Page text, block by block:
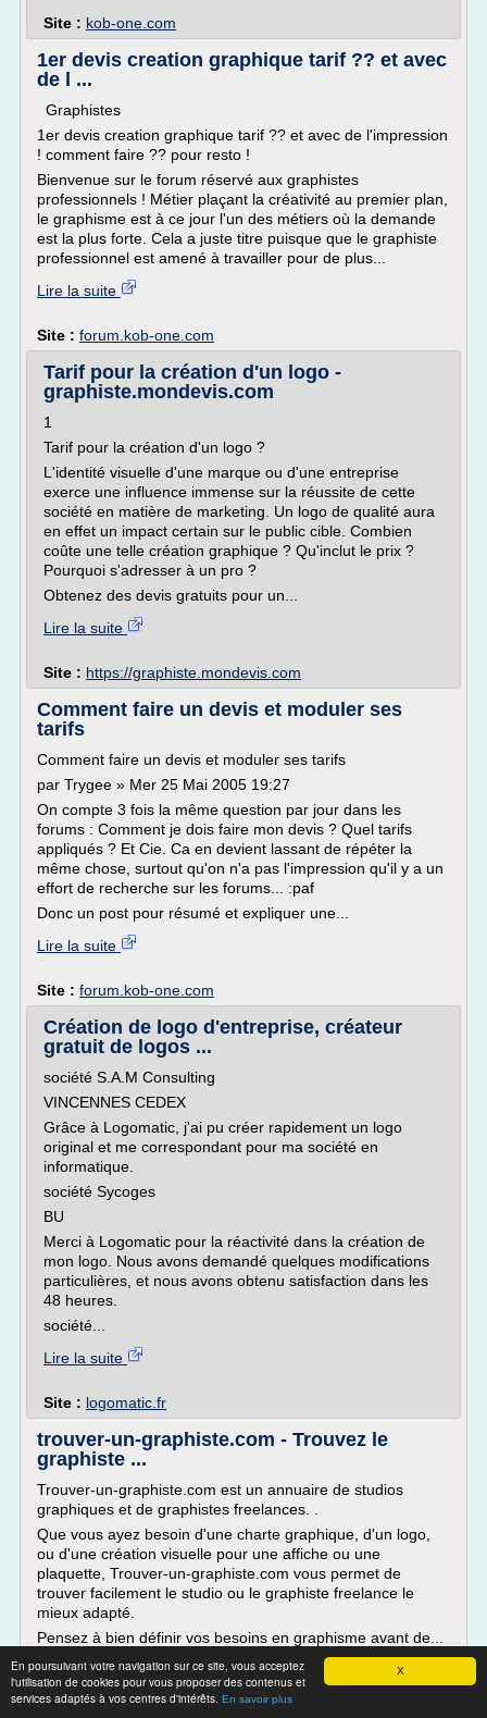
X
En poursuivant votre navigation sur ce site, vous acceptez
l'utilisation de cookies pour vous proposer des contenus et
services adaptés à vos centres d'intérêts. En savoir plus
Site : kob-one.com
1er devis creation graphique tarif ?? et avec
de l ...
Graphistes
1er devis creation graphique tarif ?? et avec de l'impression
! comment faire ?? pour resto !
Bienvenue sur le forum réservé aux graphistes
professionnels ! Métier plaçant la créativité au premier plan,
le graphisme est à ce jour l'un des métiers où la demande
est la plus forte. Cela a juste titre puisque que le graphiste
professionnel est amené à travailler pour de plus...
Lire la suite
Site : forum.kob-one.com
Tarif pour la création d'un logo -
graphiste.mondevis.com
1
Tarif pour la création d'un logo ?
L'identité visuelle d'une marque ou d'une entreprise
exerce une influence immense sur la réussite de cette
société en matière de marketing. Un logo de qualité aura
en effet un impact certain sur le public cible. Combien
coûte une telle création graphique ? Qu'inclut le prix ?
Pourquoi s'adresser à un pro ?
Obtenez des devis gratuits pour un...
Lire la suite
Site : https://graphiste.mondevis.com
Comment faire un devis et moduler ses
tarifs
Comment faire un devis et moduler ses tarifs
par Trygee » Mer 25 Mai 2005 19:27
On compte 3 fois la même question par jour dans les
forums : Comment je dois faire mon devis ? Quel tarifs
appliqués ? Et Cie. Ca en devient lassant de répéter la
même chose, surtout qu'on n'a pas l'impression qu'il y a un
effort de recherche sur les forums... :paf
Donc un post pour résumé et expliquer une...
Lire la suite
Site : forum.kob-one.com
Création de logo d'entreprise, créateur
gratuit de logos ...
société S.A.M Consulting
VINCENNES CEDEX
Grâce à Logomatic, j'ai pu créer rapidement un logo
original et me correspondant pour ma société en
informatique.
société Sycoges
BU
Merci à Logomatic pour la réactivité dans la création de
mon logo. Nous avons demandé quelques modifications
particulières, et nous avons obtenu satisfaction dans les
48 heures.
société...
Lire la suite
Site : logomatic.fr
trouver-un-graphiste.com - Trouvez le
graphiste ...
Trouver-un-graphiste.com est un annuaire de studios
graphiques et de graphistes freelances. .
Que vous ayez besoin d'une charte graphique, d'un logo,
ou d'une création visuelle pour une affiche ou une
plaquette, Trouver-un-graphiste.com vous permet de
trouver facilement le studio ou le graphiste freelance le
mieux adapté.
Pensez à bien définir vos besoins en graphisme avant de...
Lire la suite